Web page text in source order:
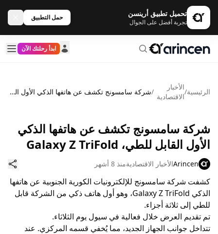
تحميل تطبيق أرينسن
تجربة أفضل على الجوال
حمل التطبيق
ابدأ رحلتك الآن
الرئيسية/
الأخبار
الاقتصادية
/ شركة سامسونج تكشف عن هاتفها الذكي الأول القابل للطي، Galaxy Z TriFold
شركة سامسونج تكشف عن هاتفها الذكي
الأول القابل للطي، Galaxy Z TriFold
Arincenالأخبار الاقتصاديةمنذ 8 أشهر
كشفت شركة سامسونج للإلكترونيات الكورية الجنوبية عن هاتفها
الذكي Galaxy Z TriFold، وهو أول هاتف ذكي من الشركة قابل
للطي إلى ثلاثة أجزاء.
تم تقديم العرض خلال فعالية في سيول يوم الثلاثاء.
تتداخل جوانب الجهاز الجديد، مما يُخفي قسمه المركزي. عند